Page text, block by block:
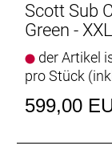
Scott Sub
Green - XXL
der Artikel
pro Stück
599,00